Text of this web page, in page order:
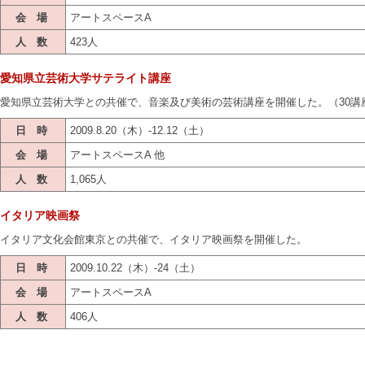
会 場
アートスペースA
人 数
423人
愛知県立芸術大学サテライト講座
愛知県立芸術大学との共催で、音楽及び美術の芸術講座を開催した。（30講
日 時
2009.8.20（木）-12.12（土）
会 場
アートスペースA 他
人 数
1,065人
イタリア映画祭
イタリア文化会館東京との共催で、イタリア映画祭を開催した。
日 時
2009.10.22（木）-24（土）
会 場
アートスペースA
人 数
406人